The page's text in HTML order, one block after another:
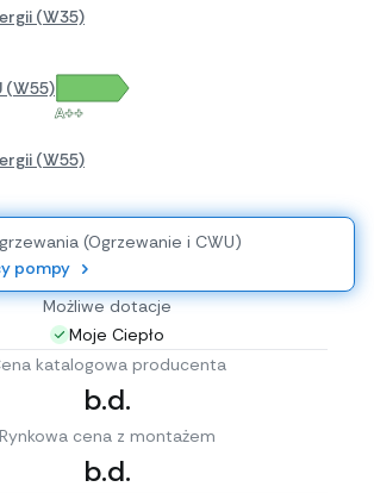
(W35)
(W55)
A++
(W55)
(Ogrzewanie i CWU)
pompy
Możliwe dotacje
Moje Ciepło
katalogowa producenta
b.d.
Rynkowa cena z montażem
b.d.